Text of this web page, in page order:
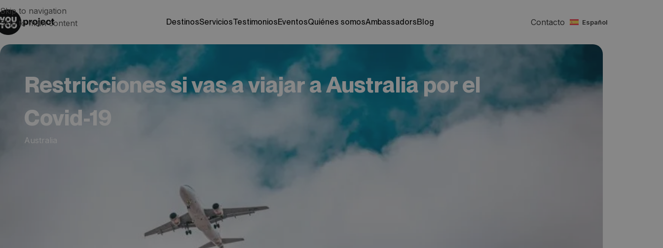
Skip to navigation
Skip to main content
destinos servicios testimonios eventos quiénes somos ambassadors blog Contacto español
Restricciones si vas a viajar a Australia por el
Covid-19
Australia